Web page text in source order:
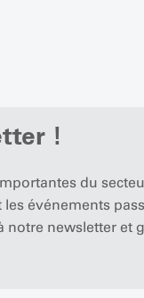
!
du
événements
newsletter et